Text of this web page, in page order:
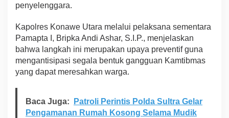
P
o
l
i
M
m
penyelenggara.
Kapolres Konawe Utara melalui pelaksana sementara
Pamapta I, Bripka Andi Ashar, S.I.P., menjelaskan
bahwa langkah ini merupakan upaya preventif guna
mengantisipasi segala bentuk gangguan Kamtibmas
yang dapat meresahkan warga.
Baca Juga:
Patroli Perintis Polda Sultra Gelar
Pengamanan Rumah Kosong Selama Mudik